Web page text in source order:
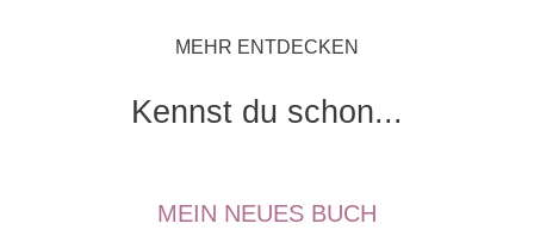
MEHR ENTDECKEN
Kennst du schon...
MEIN NEUES BUCH